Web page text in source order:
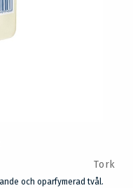
Tork
och oparfymerad tvål.